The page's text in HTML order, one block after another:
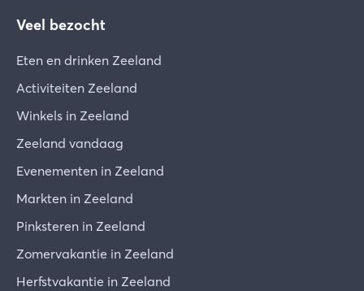
Veel bezocht
Eten en drinken Zeeland
Activiteiten Zeeland
Winkels in Zeeland
Zeeland vandaag
Evenementen in Zeeland
Markten in Zeeland
Pinksteren in Zeeland
Zomervakantie in Zeeland
Herfstvakantie in Zeeland